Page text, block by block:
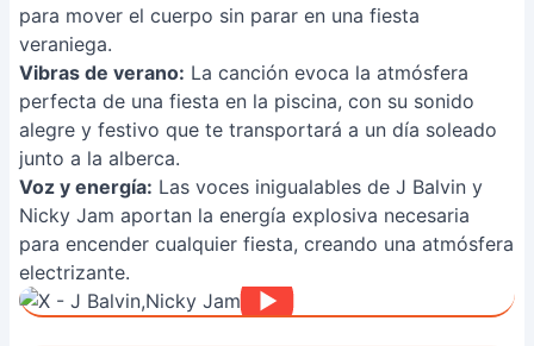
para mover el cuerpo sin parar en una fiesta
veraniega.
Vibras de verano: La canción evoca la atmósfera
perfecta de una fiesta en la piscina, con su sonido
alegre y festivo que te transportará a un día soleado
junto a la alberca.
Voz y energía: Las voces inigualables de J Balvin y
Nicky Jam aportan la energía explosiva necesaria
para encender cualquier fiesta, creando una atmósfera
electrizante.